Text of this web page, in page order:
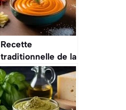
Recette
traditionnelle de la
rouille : sauce
provençale
maison